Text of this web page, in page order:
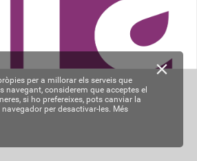
per a millorar els serveis que
navegant, considerem que acceptes el
si ho prefereixes, pots canviar la
per desactivar-les. Més